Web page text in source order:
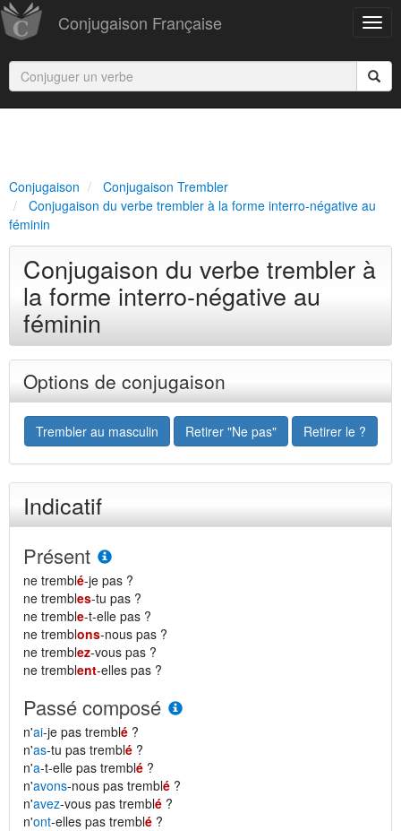
Conjugaison Française
Conjugaison
Conjugaison Trembler
Conjugaison du verbe trembler à la forme interro-négative au
féminin
Conjugaison du verbe trembler à
la forme interro-négative au
féminin
Options de conjugaison
Trembler au masculin Retirer "Ne pas" Retirer le ?
Indicatif
Présent
ne tremblé-je pas ?
ne trembles-tu pas ?
ne tremble-t-elle pas ?
ne tremblons-nous pas ?
ne tremblez-vous pas ?
ne tremblent-elles pas ?
Passé composé
n'ai-je pas tremblé ?
n'as-tu pas tremblé ?
n'a-t-elle pas tremblé ?
n'avons-nous pas tremblé ?
n'avez-vous pas tremblé ?
n'ont-elles pas tremblé ?